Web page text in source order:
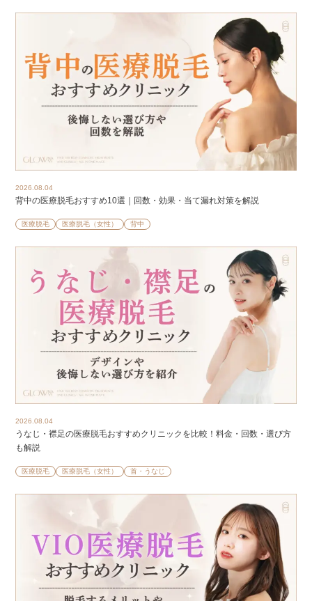
2026.08.04
背中の医療脱毛おすすめ10選｜回数・効果・当て漏れ対策を解説
医療脱毛 医療脱毛（女性） 背中
2026.08.04
うなじ・襟足の医療脱毛おすすめクリニックを比較！料金・回数・選び方
も解説
医療脱毛 医療脱毛（女性） 首・うなじ